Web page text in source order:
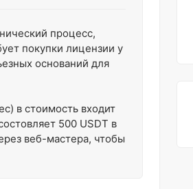
процесс,
покупки лицензии у
оснований для
в стоимость входит
500 USDT в
веб-мастера, чтобы